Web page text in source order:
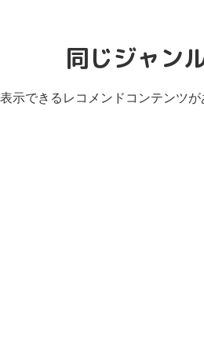
同じジャン
表示できるレコメンドコンテンツが